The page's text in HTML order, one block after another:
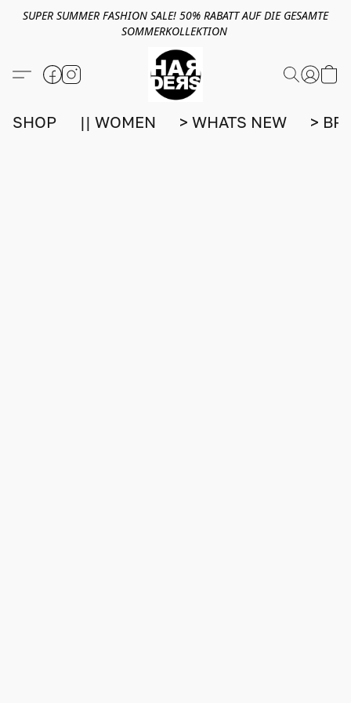
SUPER SUMMER FASHION SALE! 50% RABATT AUF DIE GESAMTE
SOMMERKOLLEKTION
SHOP || WOMEN > WHATS NEW >